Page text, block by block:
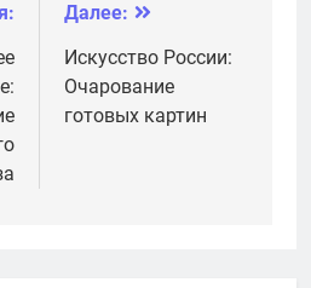
Далее:
Искусство России:
Очарование
готовых картин